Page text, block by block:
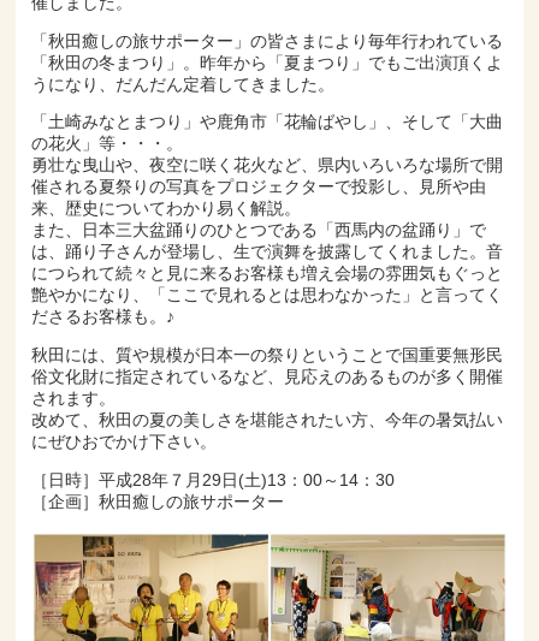
「秋田癒しの旅サポーター」の皆さまにより毎年行われている
「秋田の冬まつり」。昨年から「夏まつり」でもご出演頂くよ
うになり、だんだん定着してきました。
「土崎みなとまつり」や鹿角市「花輪ばやし」、そして「大曲
の花火」等・・・。
勇壮な曳山や、夜空に咲く花火など、県内いろいろな場所で開
催される夏祭りの写真をプロジェクターで投影し、見所や由
来、歴史についてわかり易く解説。
また、日本三大盆踊りのひとつである「西馬内の盆踊り」で
は、踊り子さんが登場し、生で演舞を披露してくれました。音
につられて続々と見に来るお客様も増え会場の雰囲気もぐっと
艶やかになり、「ここで見れるとは思わなかった」と言ってく
ださるお客様も。♪
秋田には、質や規模が日本一の祭りということで国重要無形民
俗文化財に指定されているなど、見応えのあるものが多く開催
されます。
改めて、秋田の夏の美しさを堪能されたい方、今年の暑気払い
にぜひおでかけ下さい。
［日時］平成28年７月29日(土)13：00～14：30
［企画］秋田癒しの旅サポーター